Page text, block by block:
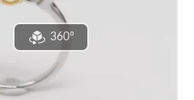
360°